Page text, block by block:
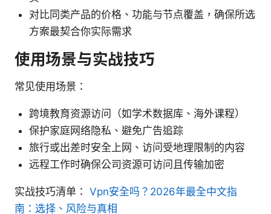
对比同类产品的价格、功能与节点覆盖，确保所选
方案最契合你实际需求
使用场景与实战技巧
常见使用场景：
跨境教育资源访问（如学术数据库、海外课程）
保护家庭网络隐私、避免广告追踪
旅行或出差时安全上网、访问受地理限制的内容
远程工作时确保公司资源可访问且传输加密
实战技巧清单： Vpn安全吗？2026年最全中文指
南：选择、风险与真相